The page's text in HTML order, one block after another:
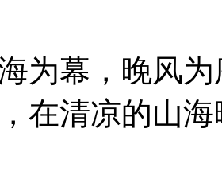
幕，晚风为
在清凉的山